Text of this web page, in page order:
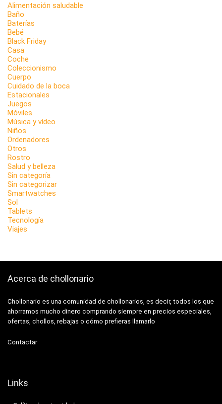
Alimentación saludable
Baño
Baterías
Bebé
Black Friday
Casa
Coche
Coleccionismo
Cuerpo
Cuidado de la boca
Estacionales
Juegos
Móviles
Música y vídeo
Niños
Ordenadores
Otros
Rostro
Salud y belleza
Sin categoría
Sin categorizar
Smartwatches
Sol
Tablets
Tecnología
Viajes
Acerca de chollonario
Chollonario es una comunidad de chollonarios, es decir, todos los que
ahorramos mucho dinero comprando siempre en precios especiales,
ofertas, chollos, rebajas o cómo prefieras llamarlo
Contactar
Links